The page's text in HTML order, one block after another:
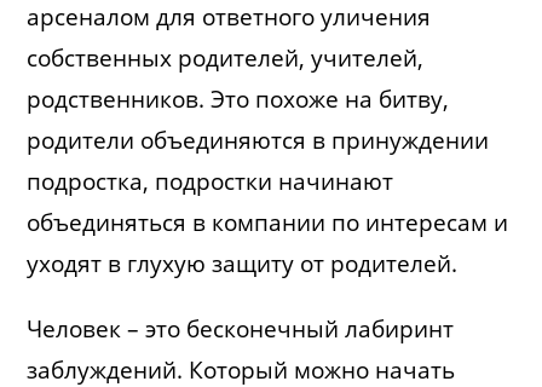
арсеналом для ответного уличения
собственных родителей, учителей,
родственников. Это похоже на битву,
родители объединяются в принуждении
подростка, подростки начинают
объединяться в компании по интересам и
уходят в глухую защиту от родителей.
Человек – это бесконечный лабиринт
заблуждений. Который можно начать